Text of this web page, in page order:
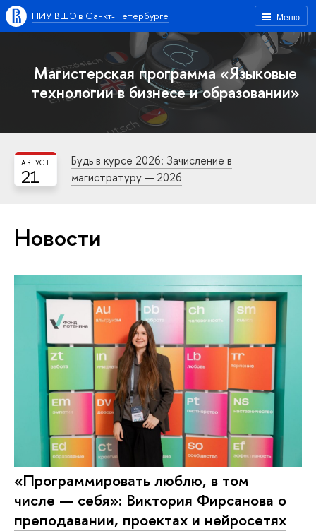
Меню
НИУ ВШЭ в Санкт-Петербурге
Магистерская программа «Языковые
технологии в бизнесе и образовании»
21
АВГУСТ
Будь в курсе 2026: Зачисление в
магистратуру — 2026
Новости
«Программировать люблю, в том
числе — себя»: Виктория Фирсанова о
преподавании, проектах и нейросетях